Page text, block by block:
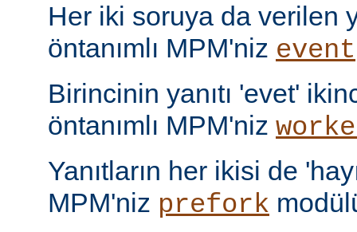
Her iki soruya da verilen
öntanımlı MPM'niz event
Birincinin yanıtı 'evet'
öntanımlı MPM'niz
Yanıtların her ikisi de
MPM'niz prefork